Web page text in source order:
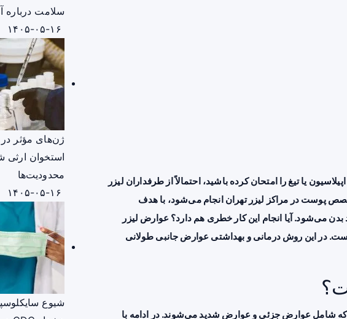
یا تیغ را امتحان کرده باشید، احتمالاً از طرفداران لیزر
پوست در مراکز لیزر تهران انجام می‌شود، با هدف
می‌شود. آیا انجام این کار خطری هم دارد؟ عوارض لیزر
در این روش درمانی و بهداشتی عوارض جانبی طولانی
شامل عوارض جزئی و عوارض شدید می‌شوند. در ادامه با
سلامت درباره
ژن‌های مؤثر
استخوان ارثی
محدودیت‌ها
شیوع